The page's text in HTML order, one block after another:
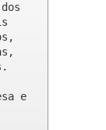
e